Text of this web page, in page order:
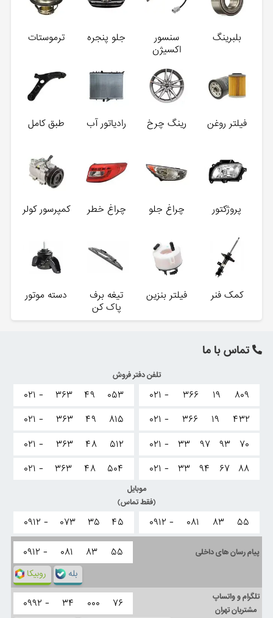
بلبرینگ
سنسور
اکسیژن
جلو پنجره ترموستات
فیلتر روغن رینگ چرخ رادیاتور آب طبق کامل
پروژکتور چراغ جلو چراغ خطر کمپرسور کولر
کمک فنر فیلتر بنزین
تیغه برف
پاک کن
دسته موتور
تماس با ما
تلفن دفتر فروش
۰۲۱ - ۳۶۶ ۱۹
۸۰۹
۰۲۱ -
۳۶۶ ۱۹
۴۳۲
۰۲۱ -
۳۳ ۹۷ ۹۳
۷۰
۰۲۱ -
۳۳ ۹۴ ۶۷ ۸۸
۰۲۱ - ۳۶۳ ۴۹
۰۵۳
۰۲۱ -
۳۶۳ ۴۹
۸۱۵
۰۲۱ -
۳۶۳ ۴۸
۵۱۲
۰۲۱ -
۳۶۳ ۴۸ ۵۰۴
موبایل
(فقط تماس)
۰۹۱۲ - ۰۸۱ ۸۳ ۵۵ ۰۹۱۲ - ۰۷۳ ۳۵ ۴۵
پیام رسان های داخلی ۰۹۱۲ - ۰۸۱ ۸۳ ۵۵
روبیکا بله
تلگرام و واتساپ
مشتریان تهران
۰۹۹۲ - ۳۴ ۰۰۰ ۷۶